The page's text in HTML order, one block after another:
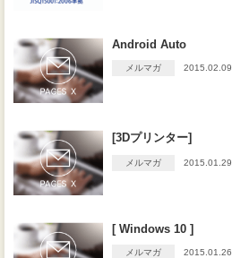
Android Auto
メルマガ 2015.02.09
[3Dプリンター]
メルマガ 2015.01.29
[ Windows 10 ]
メルマガ 2015.01.26